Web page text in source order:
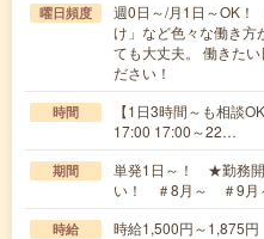
曜日頻度
週0日～/月1日～OK！
け」など色々な働き
ても大丈夫。 働きた
ださい！
時間
【1日3時間～も相談
17:00 17:00～22…
期間
単発1日～！ ★勤務開
い！ ＃8月～ ＃9月
時給 時給1,500円～1,875円